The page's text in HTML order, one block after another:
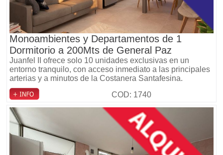
Monoambientes y Departamentos de 1
Dormitorio a 200Mts de General Paz
Juanfel II ofrece solo 10 unidades exclusivas en un
entorno tranquilo, con acceso inmediato a las principales
arterias y a minutos de la Costanera Santafesina.
COD: 1740